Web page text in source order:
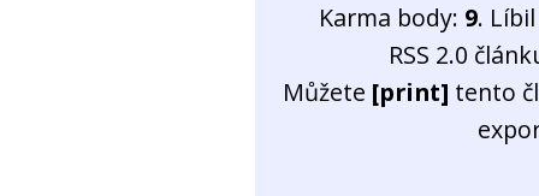
Karma body: 9.
RSS 2.0
Můžete [print] tento